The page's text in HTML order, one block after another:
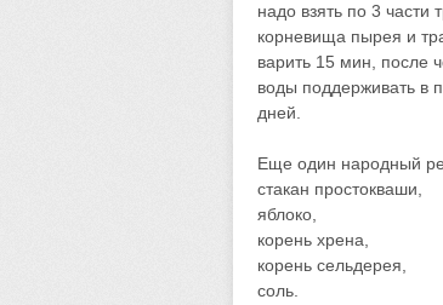
надо взять по 3 части
корневища пырея и
варить 15 мин, после
воды поддерживать в
дней.
Еще один народный
стакан простокваши,
яблоко,
корень хрена,
корень сельдерея,
соль.